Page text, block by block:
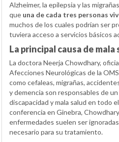
Alzheimer, la epilepsia y las
que una de cada tres personas
muchos de los cuales podrían ser
tuviera acceso a servicios básicos
La principal causa de
La doctora Neerja Chowdhary,
Afecciones Neurológicas de la
como cefaleas, migrañas,
y demencia son responsables de
discapacidad y mala salud en todo
conferencia en Ginebra,
enfermedades suelen ser
necesario para su tratamiento.